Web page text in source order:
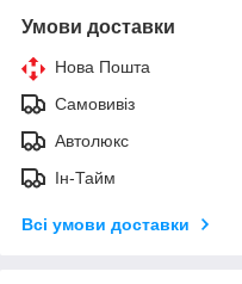
Умови доставки
Нова Пошта
Самовивіз
Автолюкс
Ін-Тайм
Всі умови доставки